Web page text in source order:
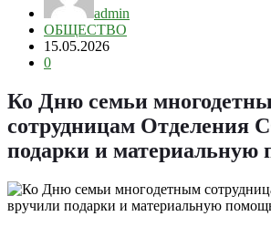
admin
ОБЩЕСТВО
15.05.2026
0
Ко Дню семьи
сотрудницам Отделения
подарки и